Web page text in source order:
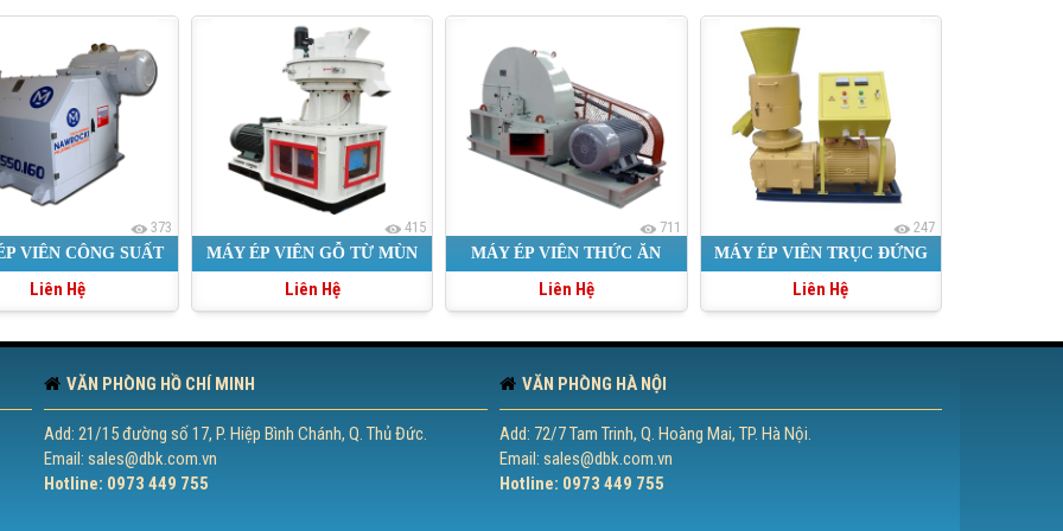
373
VIÊN CÔNG SUẤT
NHẬP KHẨU
Liên Hệ
415
MÁY ÉP VIÊN GỖ TỪ MÙN
CƯA TRỤ ĐỨNG
Liên Hệ
711
MÁY ÉP VIÊN THỨC ĂN
CHO TÔM CÁ CÔNG SUẤT
Liên Hệ
247
MÁY ÉP VIÊN TRỤC ĐỨNG
Liên Hệ
VĂN PHÒNG HỒ CHÍ MINH
Add: 21/15 đường số 17, P. Hiệp Bình Chánh, Q. Thủ Đức.
Email: sales@dbk.com.vn
Hotline: 0973 449 755
VĂN PHÒNG HÀ NỘI
Add: 72/7 Tam Trinh, Q. Hoàng Mai, TP. Hà Nội.
Email: sales@dbk.com.vn
Hotline: 0973 449 755